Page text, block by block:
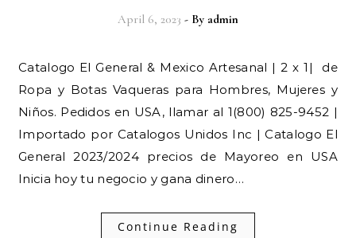
April 6, 2023 - By admin
Catalogo El General & Mexico Artesanal | 2 x 1| de
Ropa y Botas Vaqueras para Hombres, Mujeres y
Niños. Pedidos en USA, llamar al 1(800) 825-9452 |
Importado por Catalogos Unidos Inc | Catalogo El
General 2023/2024 precios de Mayoreo en USA
Inicia hoy tu negocio y gana dinero…
Continue Reading